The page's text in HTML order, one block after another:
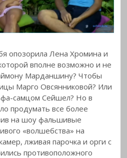
опозорила Лена Хромина и
вполне возможно и не
Марданшину? Чтобы
Марго Овсянниковой? Или
самцом Сейшел? Но в
продумать все более
на шоу фальшивые
«волшебства» на
лживая парочка и орги с
противоположного